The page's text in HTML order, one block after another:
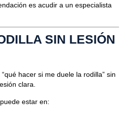
es acudir a un especialista
SIN LESIÓN
hacer si me duele la rodilla” sin
clara.
estar en: